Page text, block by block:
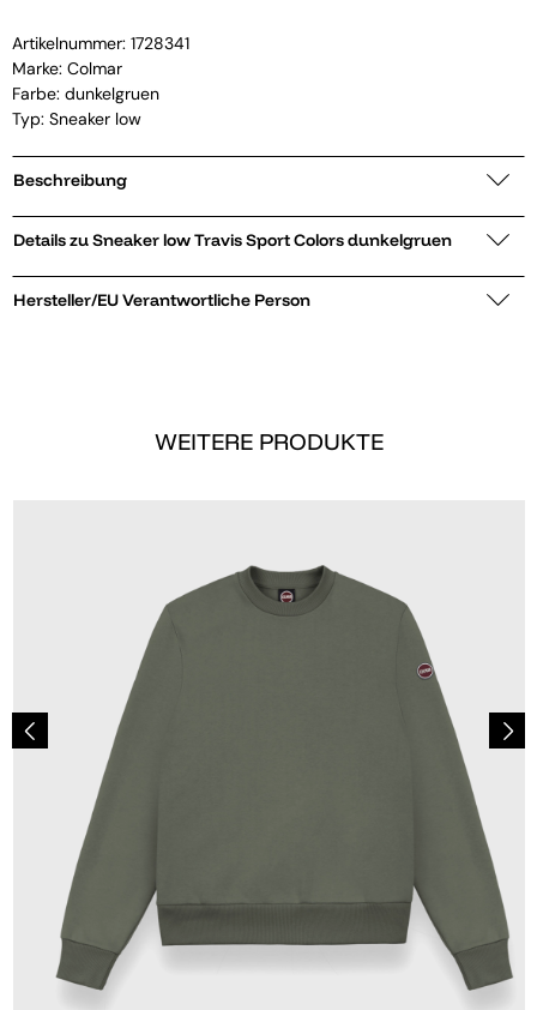
Artikelnummer: 1728341
Marke: Colmar
Farbe: dunkelgruen
Typ: Sneaker low
Beschreibung
Details zu Sneaker low Travis Sport Colors dunkelgruen
Hersteller/EU Verantwortliche Person
WEITERE PRODUKTE